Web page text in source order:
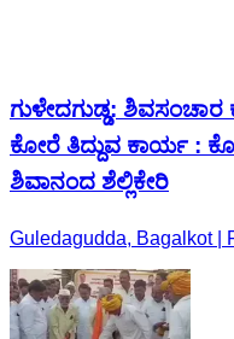
ಗುಳೇದಗುಡ್ಡ:
ಕೋರೆ ತಿದ್ದುವ ಕಾರ್ಯ :
ಶಿವಾನಂದ ಶೆಲ್ಲಿಕೇರಿ
Guledagudda, Bagalkot |